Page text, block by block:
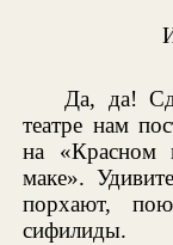
Да, да!
театре нам
на «Красном
маке».
порхают,
сифилиды.